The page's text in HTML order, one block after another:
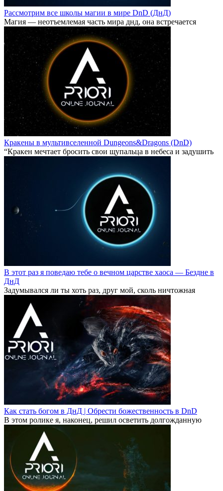
Рассмотрим все школы магии в мире DnD (ДнД)
Магия — неотъемлемая часть мира днд, она встречается
Кракены в мультивселенной Dungeons&Dragons (DnD)
“Кракен мечтает бросить свои щупальца в небеса и задушить
В этот раз я поведаю тебе о вечном царстве хаоса — Бездне в
ДнД
Задумывался ли ты хоть раз, друг мой, сколь ничтожная
Как стать богом в ДнД | Обрести божественность в DnD
В этом ролике я, наконец, решил осветить долгожданную